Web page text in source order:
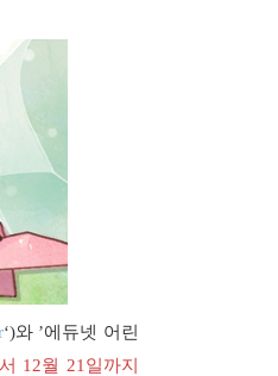
‘)와 ’에듀넷 어린
12월 21일까지